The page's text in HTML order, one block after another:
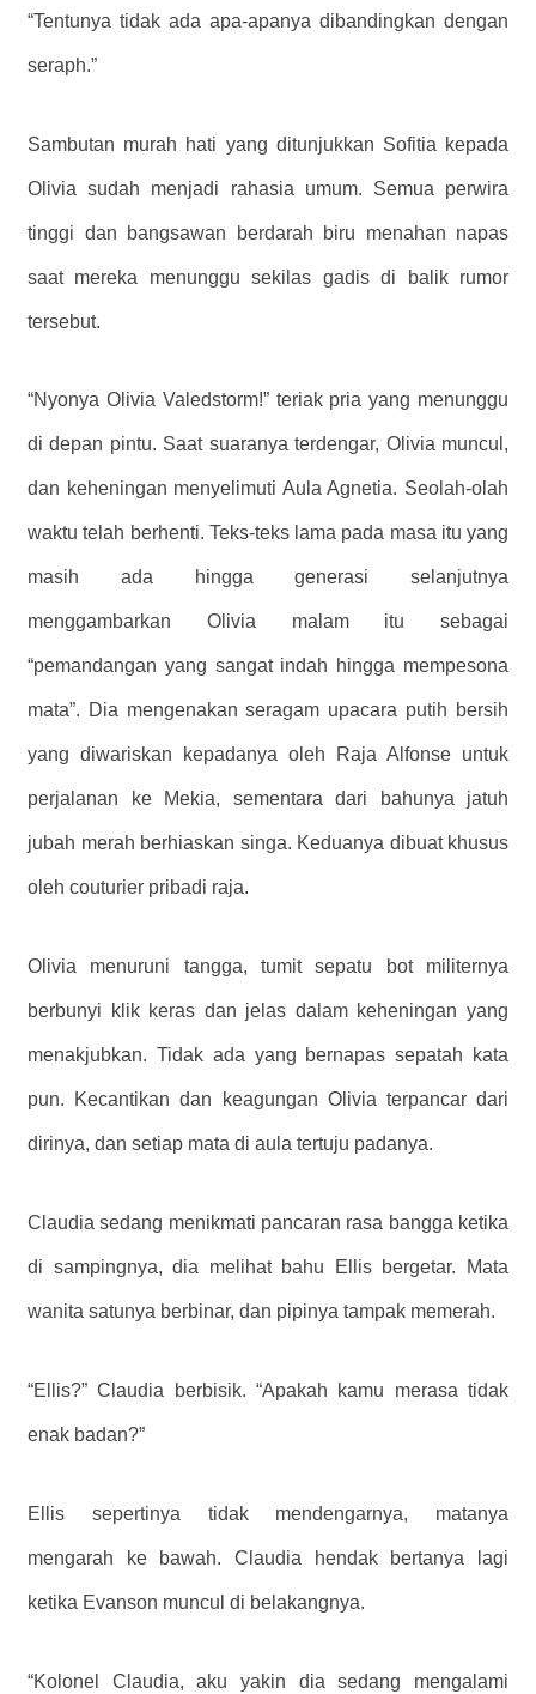
“Tentunya tidak ada apa-apanya dibandingkan dengan
seraph.”
Sambutan murah hati yang ditunjukkan Sofitia kepada
Olivia sudah menjadi rahasia umum. Semua perwira
tinggi dan bangsawan berdarah biru menahan napas
saat mereka menunggu sekilas gadis di balik rumor
tersebut.
“Nyonya Olivia Valedstorm!” teriak pria yang menunggu
di depan pintu. Saat suaranya terdengar, Olivia muncul,
dan keheningan menyelimuti Aula Agnetia. Seolah-olah
waktu telah berhenti. Teks-teks lama pada masa itu yang
masih ada hingga generasi selanjutnya
menggambarkan Olivia malam itu sebagai
“pemandangan yang sangat indah hingga mempesona
mata”. Dia mengenakan seragam upacara putih bersih
yang diwariskan kepadanya oleh Raja Alfonse untuk
perjalanan ke Mekia, sementara dari bahunya jatuh
jubah merah berhiaskan singa. Keduanya dibuat khusus
oleh couturier pribadi raja.
Olivia menuruni tangga, tumit sepatu bot militernya
berbunyi klik keras dan jelas dalam keheningan yang
menakjubkan. Tidak ada yang bernapas sepatah kata
pun. Kecantikan dan keagungan Olivia terpancar dari
dirinya, dan setiap mata di aula tertuju padanya.
Claudia sedang menikmati pancaran rasa bangga ketika
di sampingnya, dia melihat bahu Ellis bergetar. Mata
wanita satunya berbinar, dan pipinya tampak memerah.
“Ellis?” Claudia berbisik. “Apakah kamu merasa tidak
enak badan?”
Ellis sepertinya tidak mendengarnya, matanya
mengarah ke bawah. Claudia hendak bertanya lagi
ketika Evanson muncul di belakangnya.
“Kolonel Claudia, aku yakin dia sedang mengalami